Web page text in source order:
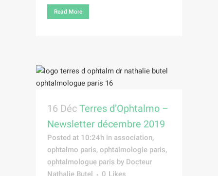
Read More
16 Déc Terres d’Ophtalmo –
Newsletter décembre 2019
Posted at 10:24h in association,
ophtalmo paris, ophtalmologie paris,
ophtalmologue paris by Docteur
Nathalie Butel
0 Likes